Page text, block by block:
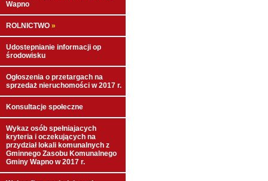
Wapno
ROLNICTWO »
Udostepnianie informacji op
środowisku
Ogłoszenia o przetargach na
sprzedaż nieruchomości w 2017 r.
Konsultacje społeczne
Wykaz osób spełniajacych
kryteria i oczekujących na
przydział lokali komunalnych z
Gminnego Zasobu Komunalnego
Gminy Wapno w 2017 r.